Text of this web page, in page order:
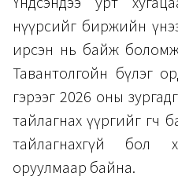
нүүрсийг биржийн
ирсэн нь байж
Тавантолгойн бүлэг
гэрээг 2026 оны
тайлагнах үүргийг өгч
тайлагнахгүй бол
оруулмаар байна.